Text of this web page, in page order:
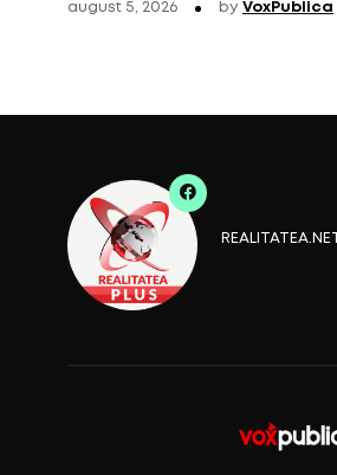
august 5, 2026 by VoxPublica
REALITATEA.NET